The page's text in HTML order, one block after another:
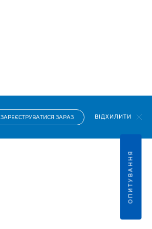
ЗАРЕЄСТРУВАТИСЯ ЗАРАЗ ВІДХИЛИТИ
ОПИТУВАННЯ